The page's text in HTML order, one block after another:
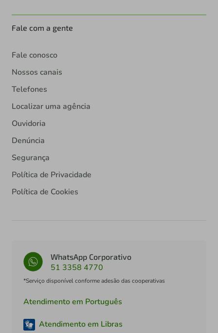
Fale com a gente
Fale conosco
Nossos canais
Telefones
Localizar uma agência
Ouvidoria
Denúncia
Segurança
Política de Privacidade
Política de Cookies
WhatsApp Corporativo
51 3358 4770
*Serviço disponível conforme adesão das cooperativas
Atendimento em Português
Atendimento em Libras